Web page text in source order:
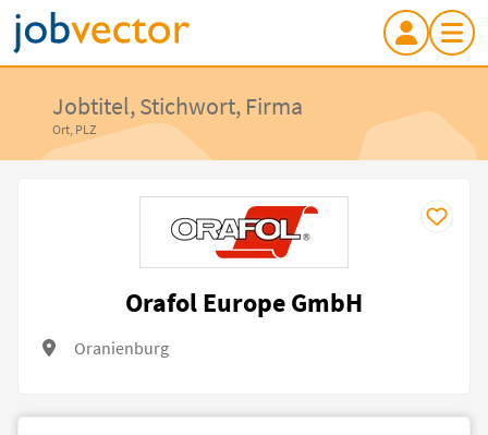
Jobtitel, Stichwort, Firma
Ort, PLZ
Orafol Europe GmbH
Oranienburg